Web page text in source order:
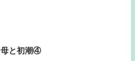
母と初潮④